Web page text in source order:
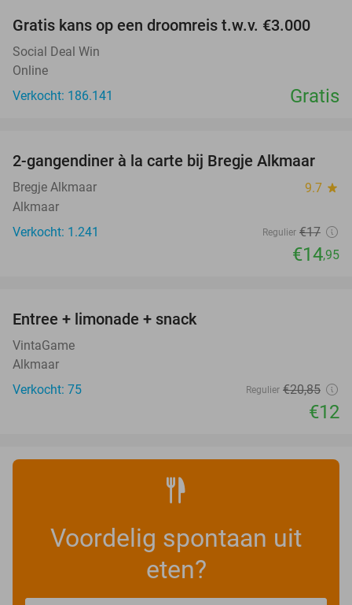
Gratis kans op een droomreis t.w.v. €3.000
Social Deal Win
Online
Verkocht: 186.141
Gratis
12%
2-gangendiner à la carte bij Bregje Alkmaar
Bregje Alkmaar 9.7 star
Alkmaar
Verkocht: 1.241
Regulier €17
€14,95
Entree + limonade + snack
VintaGame
Alkmaar
Verkocht: 75
Regulier €20,85
€12
Voordelig spontaan uit
eten?